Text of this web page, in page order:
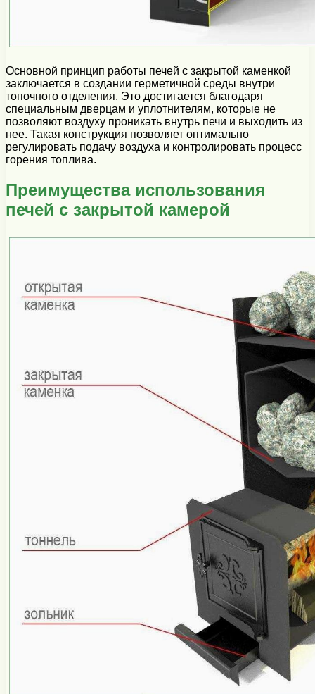
Основной принцип работы печей с закрытой каменкой
заключается в создании герметичной среды внутри
топочного отделения. Это достигается благодаря
специальным дверцам и уплотнителям, которые не
позволяют воздуху проникать внутрь печи и выходить из
нее. Такая конструкция позволяет оптимально
регулировать подачу воздуха и контролировать процесс
горения топлива.
Преимущества использования
печей с закрытой камерой